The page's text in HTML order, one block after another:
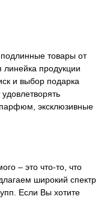
товары от
продукции
и выбор подарка
эксклюзивные
– это что-то, что
широкий спектр
Если Вы хотите